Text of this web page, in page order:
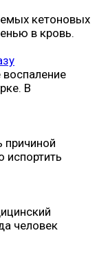
кетоновых
в кровь.
В
испортить
человек